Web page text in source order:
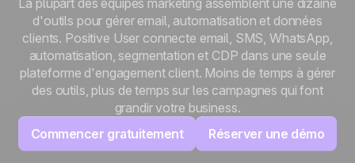
La plupart des équipes marketing assemblent une dizaine
d'outils pour gérer email, automatisation et données
clients. Positive User connecte email, SMS, WhatsApp,
automatisation, segmentation et CDP dans une seule
plateforme d'engagement client. Moins de temps à gérer
des outils, plus de temps sur les campagnes qui font
grandir votre business.
Commencer gratuitement
Réserver une démo